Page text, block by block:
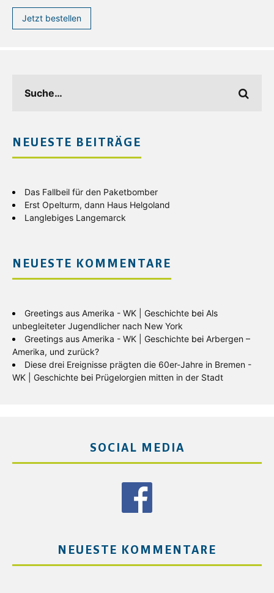
Jetzt bestellen
NEUESTE BEITRÄGE
Das Fallbeil für den Paketbomber
Erst Opelturm, dann Haus Helgoland
Langlebiges Langemarck
NEUESTE KOMMENTARE
Greetings aus Amerika - WK | Geschichte bei Als
unbegleiteter Jugendlicher nach New York
Greetings aus Amerika - WK | Geschichte bei Arbergen –
Amerika, und zurück?
Diese drei Ereignisse prägten die 60er-Jahre in Bremen -
WK | Geschichte bei Prügelorgien mitten in der Stadt
SOCIAL MEDIA
NEUESTE KOMMENTARE